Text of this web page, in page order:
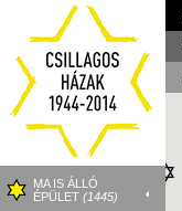
MA IS ÁLLÓ
ÉPÜLET (1445)